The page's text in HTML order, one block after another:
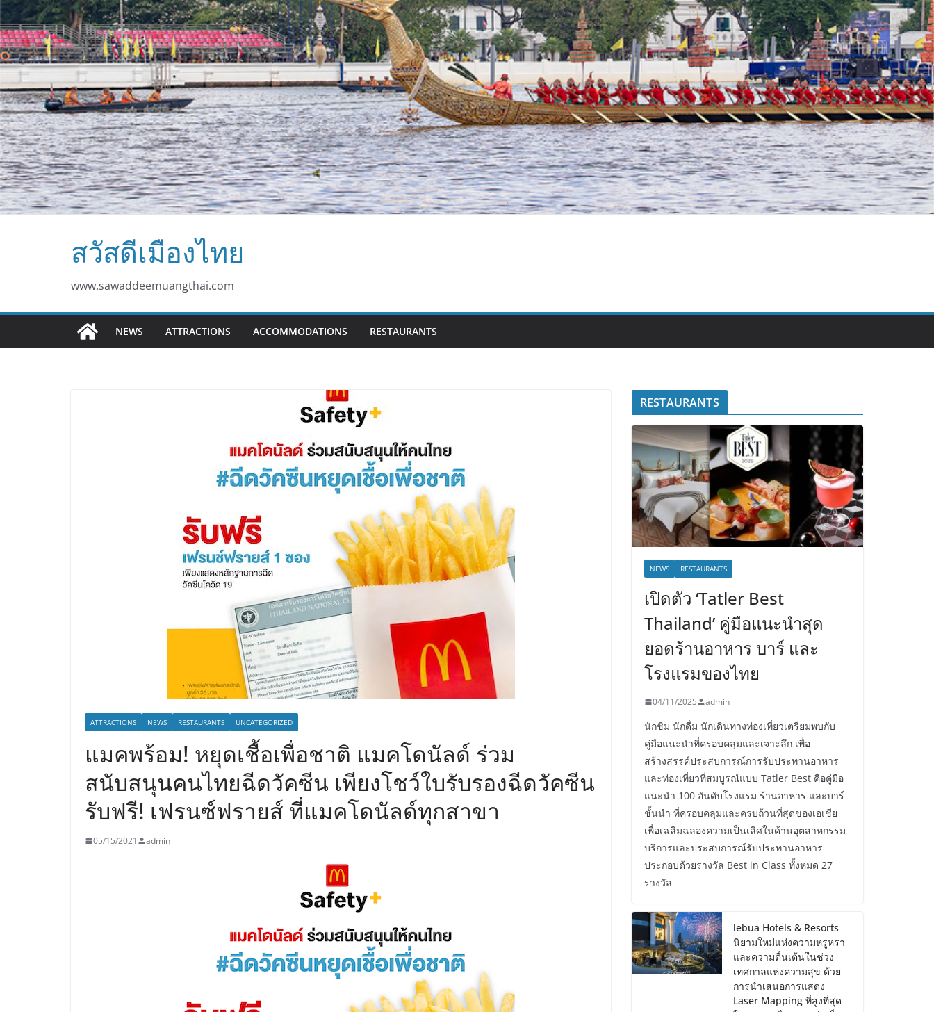
สวัสดีเมืองไทย
www.sawaddeemuangthai.com
NEWS ATTRACTIONS ACCOMMODATIONS RESTAURANTS
ATTRACTIONS NEWS RESTAURANTS UNCATEGORIZED
แมคพร้อม! หยุดเชื้อเพื่อชาติ แมคโดนัลด์ ร่วม
สนับสนุนคนไทยฉีดวัคซีน เพียงโชว์ใบรับรองฉีดวัคซีน
รับฟรี! เฟรนซ์ฟรายส์ ที่แมคโดนัลด์ทุกสาขา
05/15/2021 admin
RESTAURANTS
NEWS RESTAURANTS
เปิดตัว ‘Tatler Best
Thailand’ คู่มือแนะนำสุด
ยอดร้านอาหาร บาร์ และ
โรงแรมของไทย
04/11/2025 admin
นักชิม นักดื่ม นักเดินทางท่องเที่ยวเตรียมพบกับ
คู่มือแนะนำที่ครอบคลุมและเจาะลึก เพื่อ
สร้างสรรค์ประสบการณ์การรับประทานอาหาร
และท่องเที่ยวที่สมบูรณ์แบบ Tatler Best คือคู่มือ
แนะนำ 100 อันดับโรงแรม ร้านอาหาร และบาร์
ชั้นนำ ที่ครอบคลุมและครบถ้วนที่สุดของเอเชีย
เพื่อเฉลิมฉลองความเป็นเลิศในด้านอุตสาหกรรม
บริการและประสบการณ์รับประทานอาหาร
ประกอบด้วยรางวัล Best in Class ทั้งหมด 27
รางวัล
lebua Hotels & Resorts
นิยามใหม่แห่งความหรูหรา
และความตื่นเต้นในช่วง
เทศกาลแห่งความสุข ด้วย
การนำเสนอการแสดง
Laser Mapping ที่สูงที่สุด